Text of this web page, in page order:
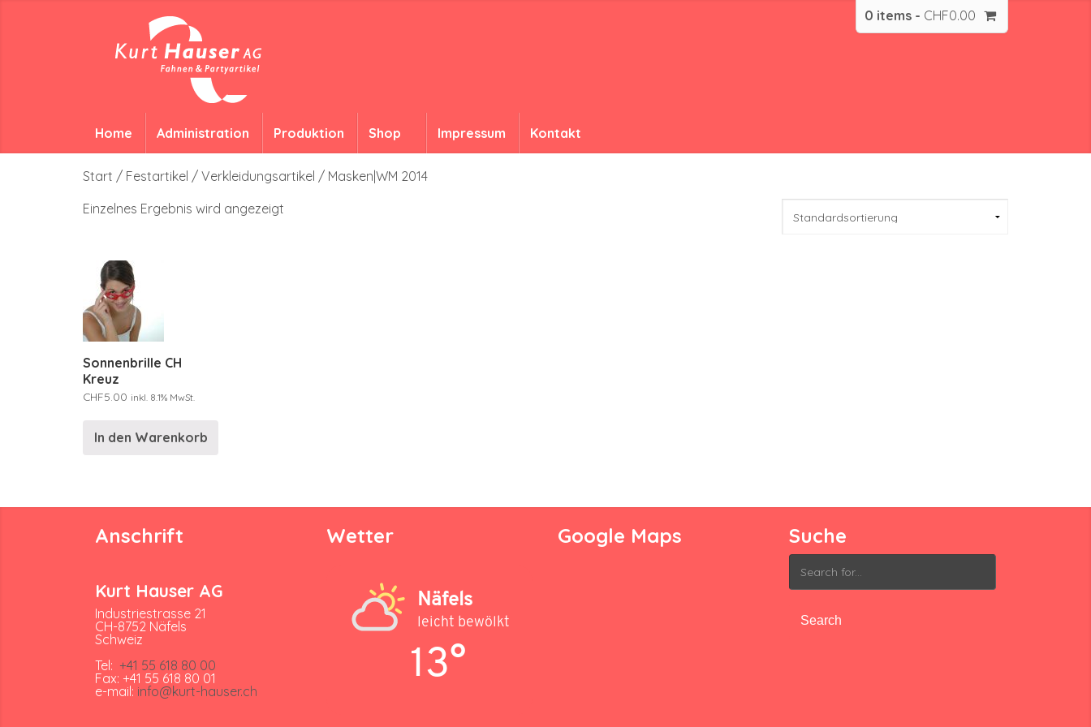
0 items - CHF0.00
Home Administration Produktion Shop Impressum Kontakt
Start / Festartikel / Verkleidungsartikel / Masken|WM 2014
Einzelnes Ergebnis wird angezeigt
Sonnenbrille CH
Kreuz
CHF5.00 inkl. 8.1% MwSt.
In den Warenkorb
Anschrift
Kurt Hauser AG
Industriestrasse 21
CH-8752 Näfels
Schweiz
Tel: +41 55 618 80 00
Fax: +41 55 618 80 01
e-mail: info@kurt-hauser.ch
Wetter
Näfels
leicht bewölkt
13°
Google Maps Suche
Search
for: